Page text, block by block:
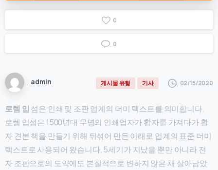
0
0
admin 게시물 유형 기사 02/15/2020
로렘 입 섬은 인쇄 및 조판 업계의 더미 텍스트를 의미합니다.
로렘 입섬은 1500년대 무명의 인쇄업자가 활자를 가져다가 활
자 견본 책을 만들기 위해 뒤섞어 만든 이래로 업계의 표준 더미
텍스트로 사용되어 왔습니다. 5세기가 지났을 뿐만 아니라 전
자 조판으로의 도약에도 본질적으로 변하지 않은 채 살아남았